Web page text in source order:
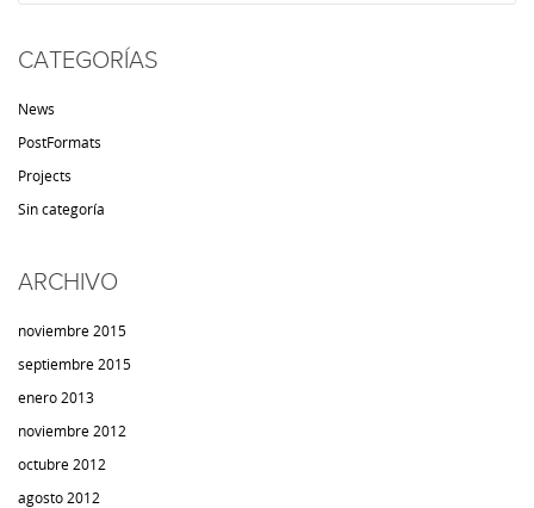
CATEGORÍAS
News
PostFormats
Projects
Sin categoría
ARCHIVO
noviembre 2015
septiembre 2015
enero 2013
noviembre 2012
octubre 2012
agosto 2012